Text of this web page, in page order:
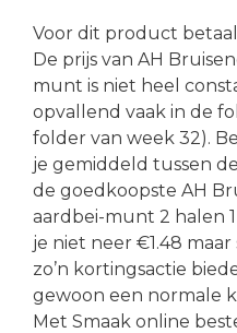
Voor dit product
De prijs van AH
munt is niet heel
opvallend vaak in de
folder van week 32).
je gemiddeld tussen de
de goedkoopste AH
aardbei-munt 2 halen
je niet neer €1.48
zo’n kortingsactie
gewoon een normale
Met Smaak online